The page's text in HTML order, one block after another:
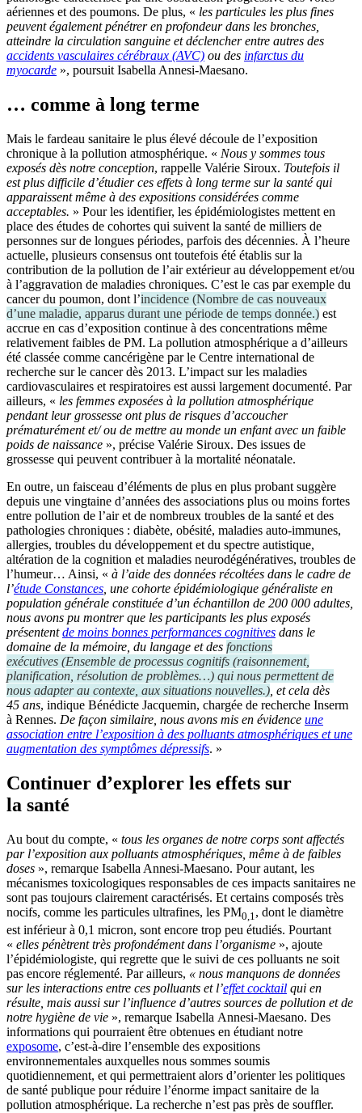
aériennes et des poumons. De plus, « les particules les plus fines
peuvent également pénétrer en profondeur dans les bronches,
atteindre la circulation sanguine et déclencher entre autres des
accidents vasculaires cérébraux (AVC) ou des infarctus du
myocarde », poursuit Isabella Annesi-Maesano.
… comme à long terme
Mais le fardeau sanitaire le plus élevé découle de l’exposition
chronique à la pollution atmosphérique. « Nous y sommes tous
exposés dès notre conception, rappelle Valérie Siroux. Toutefois il
est plus difficile d’étudier ces effets à long terme sur la santé qui
apparaissent même à des expositions considérées comme
acceptables. » Pour les identifier, les épidémiologistes mettent en
place des études de cohortes qui suivent la santé de milliers de
personnes sur de longues périodes, parfois des décennies. À l’heure
actuelle, plusieurs consensus ont toutefois été établis sur la
contribution de la pollution de l’air extérieur au développement et/ou
à l’aggravation de maladies chroniques. C’est le cas par exemple du
cancer du poumon, dont l’incidence (Nombre de cas nouveaux
d’une maladie, apparus durant une période de temps donnée.) est
accrue en cas d’exposition continue à des concentrations même
relativement faibles de PM. La pollution atmosphérique a d’ailleurs
été classée comme cancérigène par le Centre international de
recherche sur le cancer dès 2013. L’impact sur les maladies
cardiovasculaires et respiratoires est aussi largement documenté. Par
ailleurs, « les femmes exposées à la pollution atmosphérique
pendant leur grossesse ont plus de risques d’accoucher
prématurément et/ ou de mettre au monde un enfant avec un faible
poids de naissance », précise Valérie Siroux. Des issues de
grossesse qui peuvent contribuer à la mortalité néonatale.
En outre, un faisceau d’éléments de plus en plus probant suggère
depuis une vingtaine d’années des associations plus ou moins fortes
entre pollution de l’air et de nombreux troubles de la santé et des
pathologies chroniques : diabète, obésité, maladies auto-immunes,
allergies, troubles du développement et du spectre autistique,
altération de la cognition et maladies neurodégénératives, troubles de
l’humeur… Ainsi, « à l’aide des données récoltées dans le cadre de
l’étude Constances , une cohorte épidémiologique généraliste en
population générale constituée d’un échantillon de 200 000 adultes,
nous avons pu montrer que les participants les plus exposés
présententde moins bonnes performances cognitives dans le
domaine de la mémoire, du langage et des fonctions
exécutives (Ensemble de processus cognitifs (raisonnement,
planification, résolution de problèmes…) qui nous permettent de
nous adapter au contexte, aux situations nouvelles.) , et cela dès
45 ans, indique Bénédicte Jacquemin, chargée de recherche Inserm
à Rennes. De façon similaire, nous avons mis en évidence une
association entre l’exposition à des polluants atmosphériques et une
augmentation des symptômes dépressifs. »
Continuer d’explorer les effets sur
la santé
Au bout du compte, « tous les organes de notre corps sont affectés
par l’exposition aux polluants atmosphériques, même à de faibles
doses », remarque Isabella Annesi-Maesano. Pour autant, les
mécanismes toxicologiques responsables de ces impacts sanitaires ne
sont pas toujours clairement caractérisés. Et certains composés très
nocifs, comme les particules ultrafines, les PM0,1, dont le diamètre
est inférieur à 0,1 micron, sont encore trop peu étudiés. Pourtant
« elles pénètrent très profondément dans l’organisme », ajoute
l’épidémiologiste, qui regrette que le suivi de ces polluants ne soit
pas encore réglementé. Par ailleurs, « nous manquons de données
sur les interactions entre ces polluants et l’effet cocktail qui en
résulte, mais aussi sur l’influence d’autres sources de pollution et de
notre hygiène de vie », remarque Isabella Annesi-Maesano. Des
informations qui pourraient être obtenues en étudiant notre
exposome, c’est-à-dire l’ensemble des expositions
environnementales auxquelles nous sommes soumis
quotidiennement, et qui permettraient alors d’orienter les politiques
de santé publique pour réduire l’énorme impact sanitaire de la
pollution atmosphérique. La recherche n’est pas près de souffler.